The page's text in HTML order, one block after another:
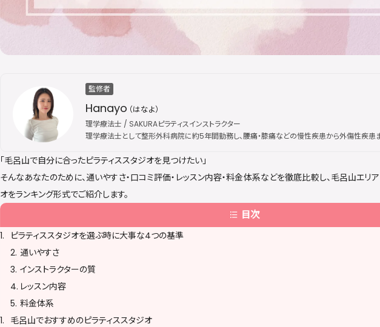
監修者
Hanayo （はなよ）
理学療法士 / SAKURAピラティスインストラクター
理学療法士として整形外科病院に約5年間勤務し、腰痛・膝痛などの慢性疾患から外傷性疾患
スにてインストラクターとして活動。医療現場で培った解剖学・運動療法の専門知識を土台に
な姿勢改善・疼痛ケアを提供している。出勤枠は公開後すぐに満員となることが多く、キャンセ
誇る。
「毛呂山で自分に合ったピラティススタジオを見つけたい」
そんなあなたのために、通いやすさ・口コミ評価・レッスン内容・料金体系などを徹底比較し、毛呂山エリ
オをランキング形式でご紹介します。
目次
ピラティススタジオを選ぶ時に大事な4つの基準
通いやすさ
インストラクターの質
レッスン内容
料金体系
毛呂山でおすすめのピラティススタジオ